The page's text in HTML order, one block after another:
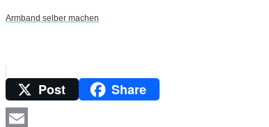
Armband selber machen
Post Share